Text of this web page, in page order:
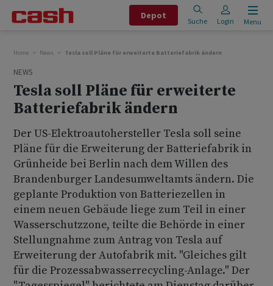
Depot
Suche Login Menu
Home News Tesla soll Pläne für erweiterte Batteriefabrik ändern
NEWS
Tesla soll Pläne für erweiterte
Batteriefabrik ändern
Der US-Elektroautohersteller Tesla soll seine
Pläne für die Erweiterung der Batteriefabrik in
Grünheide bei Berlin nach dem Willen des
Brandenburger Landesumweltamts ändern. Die
geplante Produktion von Batteriezellen in
einem neuen Gebäude liege zum Teil in einer
Wasserschutzzone, teilte die Behörde in einer
Stellungnahme zum Antrag von Tesla auf
Erweiterung der Autofabrik mit. "Gleiches gilt
für die Prozessabwasserrecycling-Anlage." Der